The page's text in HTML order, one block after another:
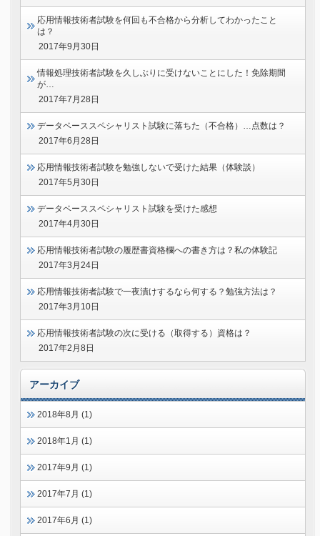
応用情報技術者試験を何回も不合格から分析してわかったこと
は？
2017年9月30日
情報処理技術者試験を久しぶりに受けないことにした！免除期間
が…
2017年7月28日
データベーススペシャリスト試験に落ちた（不合格）…点数は？
2017年6月28日
応用情報技術者試験を勉強しないで受けた結果（体験談）
2017年5月30日
データベーススペシャリスト試験を受けた感想
2017年4月30日
応用情報技術者試験の履歴書資格欄への書き方は？私の体験記
2017年3月24日
応用情報技術者試験で一夜漬けするなら何する？勉強方法は？
2017年3月10日
応用情報技術者試験の次に受ける（取得する）資格は？
2017年2月8日
アーカイブ
2018年8月 (1)
2018年1月 (1)
2017年9月 (1)
2017年7月 (1)
2017年6月 (1)